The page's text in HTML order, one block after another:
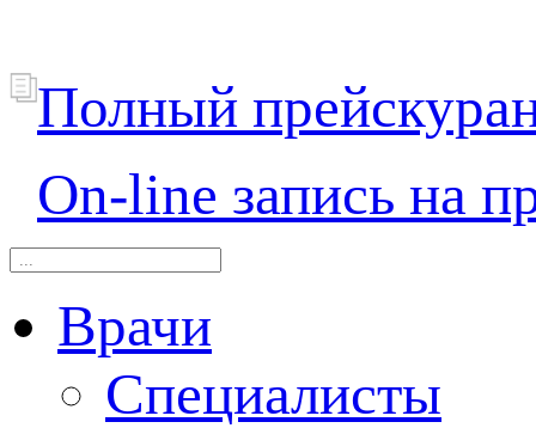
Полный
On-line запись на
Врачи
Специалисты